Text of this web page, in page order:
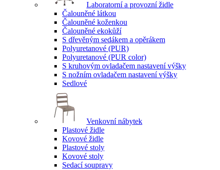
Laboratorní a provozní židle
Čalouněné látkou
Čalouněné koženkou
Čalouněné ekokůží
S dřevěným sedákem a opěrákem
Polyuretanové (PUR)
Polyuretanové (PUR color)
S kruhovým ovladačem nastavení výšky
S nožním ovladačem nastavení výšky
Sedlové
Venkovní nábytek
Plastové židle
Kovové židle
Plastové stoly
Kovové stoly
Sedací soupravy